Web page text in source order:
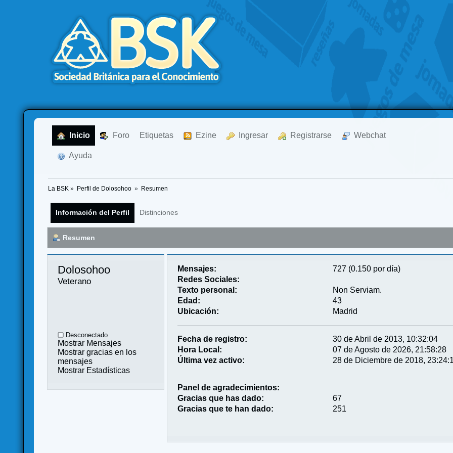
Inicio Foro Etiquetas Ezine Ingresar Registrarse Webchat
Ayuda
La BSK » Perfil de Dolosohoo » Resumen
Información del Perfil Distinciones
Resumen
Dolosohoo
Veterano
Desconectado
Mostrar Mensajes
Mostrar gracias en los
mensajes
Mostrar Estadísticas
Mensajes:
727 (0.150 por día)
Redes Sociales:
Texto personal:
Non Serviam.
Edad:
43
Ubicación:
Madrid
Fecha de registro:
30 de Abril de 2013, 10:32:04
Hora Local:
07 de Agosto de 2026, 21:58:28
Última vez activo:
28 de Diciembre de 2018,
Panel de agradecimientos:
Gracias que has dado:
67
Gracias que te han dado:
251